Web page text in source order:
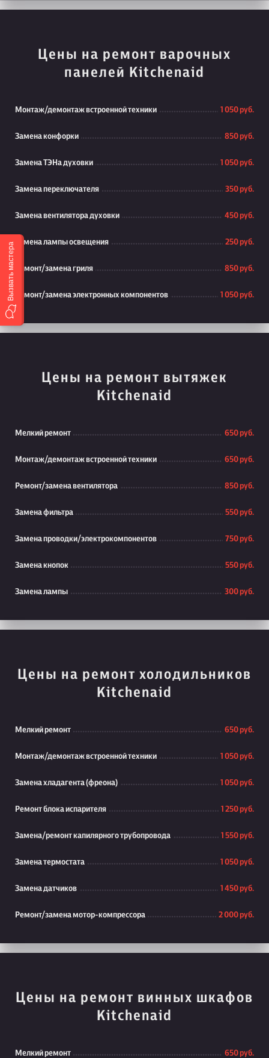
Цены на ремонт варочных
панелей Kitchenaid
Монтаж/демонтаж встроенной техники 1 050 руб.
Замена конфорки 850 руб.
Замена ТЭНа духовки 1 050 руб.
Замена переключателя 350 руб.
Замена вентилятора духовки 450 руб.
Замена лампы освещения 250 руб.
Ремонт/замена гриля 850 руб.
Ремонт/замена электронных компонентов 1 050 руб.
Цены на ремонт вытяжек
Kitchenaid
Мелкий ремонт 650 руб.
Монтаж/демонтаж встроенной техники 650 руб.
Ремонт/замена вентилятора 850 руб.
Замена фильтра 550 руб.
Замена проводки/электрокомпонентов 750 руб.
Замена кнопок 550 руб.
Замена лампы 300 руб.
Цены на ремонт холодильников
Kitchenaid
Мелкий ремонт 650 руб.
Монтаж/демонтаж встроенной техники 1 050 руб.
Замена хладагента (фреона) 1 050 руб.
Ремонт блока испарителя 1 250 руб.
Замена/ремонт капилярного трубопровода 1 550 руб.
Замена термостата 1 050 руб.
Замена датчиков 1 450 руб.
Ремонт/замена мотор-компрессора 2 000 руб.
Цены на ремонт винных шкафов
Kitchenaid
Мелкий ремонт 650 руб.
Вызвать мастера